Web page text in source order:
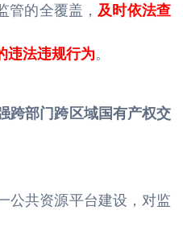
管的全覆盖，及时依法查
违法违规行为。
跨部门跨区域国有产权交
共资源平台建设，对监